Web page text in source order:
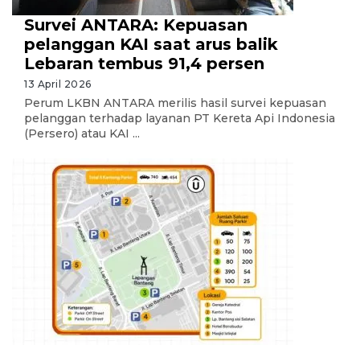
Survei ANTARA: Kepuasan
pelanggan KAI saat arus balik
Lebaran tembus 91,4 persen
13 April 2026
Perum LKBN ANTARA merilis hasil survei kepuasan
pelanggan terhadap layanan PT Kereta Api Indonesia
(Persero) atau KAI ...